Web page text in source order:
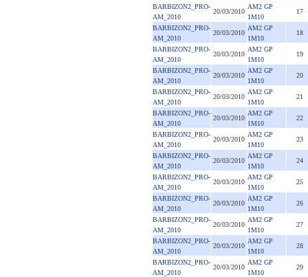
BARBIZON2_PRO-
AM_2010
20/03/2010
AM2 GP
1M10
17
BARBIZON2_PRO-
AM_2010
20/03/2010
AM2 GP
1M10
18
BARBIZON2_PRO-
AM_2010
20/03/2010
AM2 GP
1M10
19
BARBIZON2_PRO-
AM_2010
20/03/2010
AM2 GP
1M10
20
BARBIZON2_PRO-
AM_2010
20/03/2010
AM2 GP
1M10
21
BARBIZON2_PRO-
AM_2010
20/03/2010
AM2 GP
1M10
22
BARBIZON2_PRO-
AM_2010
20/03/2010
AM2 GP
1M10
23
BARBIZON2_PRO-
AM_2010
20/03/2010
AM2 GP
1M10
24
BARBIZON2_PRO-
AM_2010
20/03/2010
AM2 GP
1M10
25
BARBIZON2_PRO-
AM_2010
20/03/2010
AM2 GP
1M10
26
BARBIZON2_PRO-
AM_2010
20/03/2010
AM2 GP
1M10
27
BARBIZON2_PRO-
AM_2010
20/03/2010
AM2 GP
1M10
28
BARBIZON2_PRO-
AM_2010
20/03/2010
AM2 GP
1M10
29